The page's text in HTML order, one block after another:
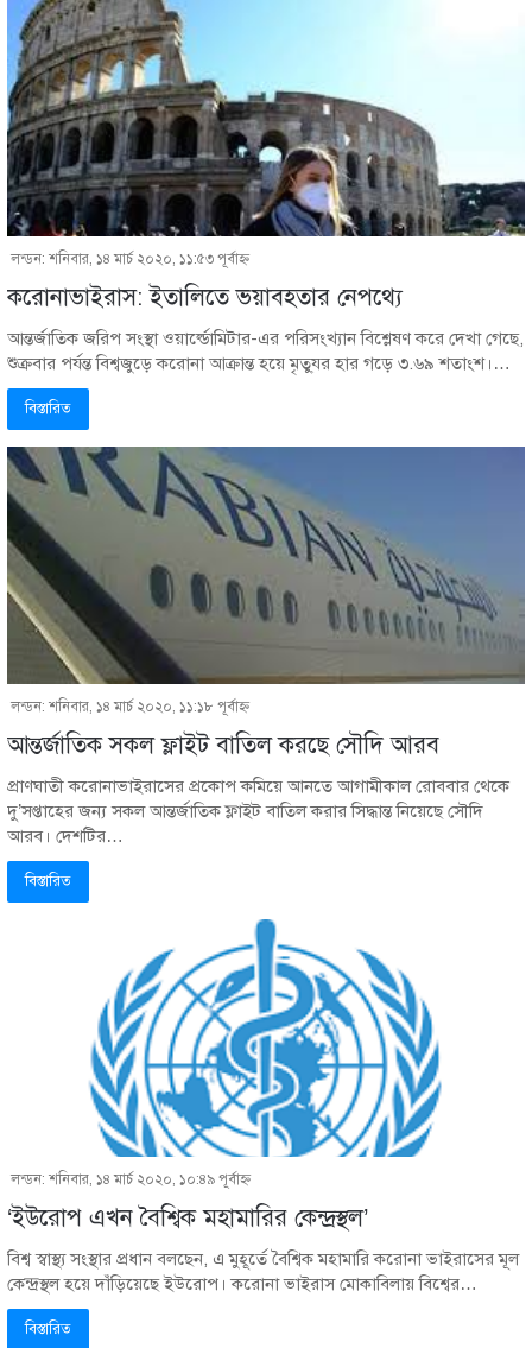
লন্ডন: শনিবার, ১৪ মার্চ ২০২০, ১১:৫৩ পূর্বাহ্ণ
করোনাভাইরাস: ইতালিতে ভয়াবহতার নেপথ্যে
আন্তর্জাতিক জরিপ সংস্থা ওয়ার্ল্ডোমিটার-এর পরিসংখ্যান বিশ্লেষণ করে দেখা গেছে,
শুক্রবার পর্যন্ত বিশ্বজুড়ে করোনা আক্রান্ত হয়ে মৃতু্যর হার গড়ে ৩.৬৯ শতাংশ।…
বিস্তারিত
লন্ডন: শনিবার, ১৪ মার্চ ২০২০, ১১:১৮ পূর্বাহ্ণ
আন্তর্জাতিক সকল ফ্লাইট বাতিল করছে সৌদি আরব
প্রাণঘাতী করোনাভাইরাসের প্রকোপ কমিয়ে আনতে আগামীকাল রোববার থেকে
দু’সপ্তাহের জন্য সকল আন্তর্জাতিক ফ্লাইট বাতিল করার সিদ্ধান্ত নিয়েছে সৌদি
আরব। দেশটির…
বিস্তারিত
লন্ডন: শনিবার, ১৪ মার্চ ২০২০, ১০:৪৯ পূর্বাহ্ণ
‘ইউরোপ এখন বৈশ্বিক মহামারির কেন্দ্রস্থল’
বিশ্ব স্বাস্থ্য সংস্থার প্রধান বলছেন, এ মুহূর্তে বৈশ্বিক মহামারি করোনা ভাইরাসের মূল
কেন্দ্রস্থল হয়ে দাঁড়িয়েছে ইউরোপ। করোনা ভাইরাস মোকাবিলায় বিশ্বের…
বিস্তারিত